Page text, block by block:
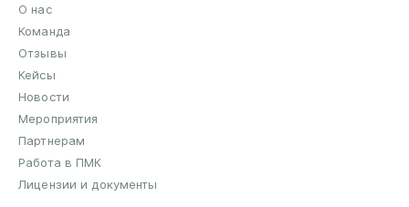
О нас
Команда
Отзывы
Кейсы
Новости
Мероприятия
Партнерам
Работа в ПМК
Лицензии и документы